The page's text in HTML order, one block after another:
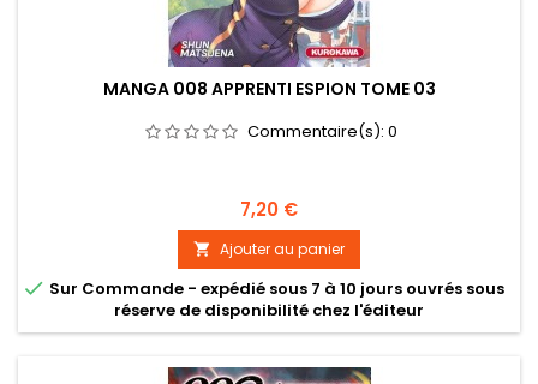
MANGA 008 APPRENTI ESPION TOME 03
Commentaire(s): 0
Prix
7,20 €
 Ajouter au panier
 Sur Commande - expédié sous 7 à 10 jours ouvrés sous
réserve de disponibilité chez l'éditeur